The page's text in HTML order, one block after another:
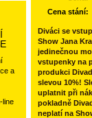
a
line
Cena stání:
Diváci se
Show Jana
jedinečnou
vstupenky na
produkci
slevou 10%!
uplatnit při
pokladně
neplatí na